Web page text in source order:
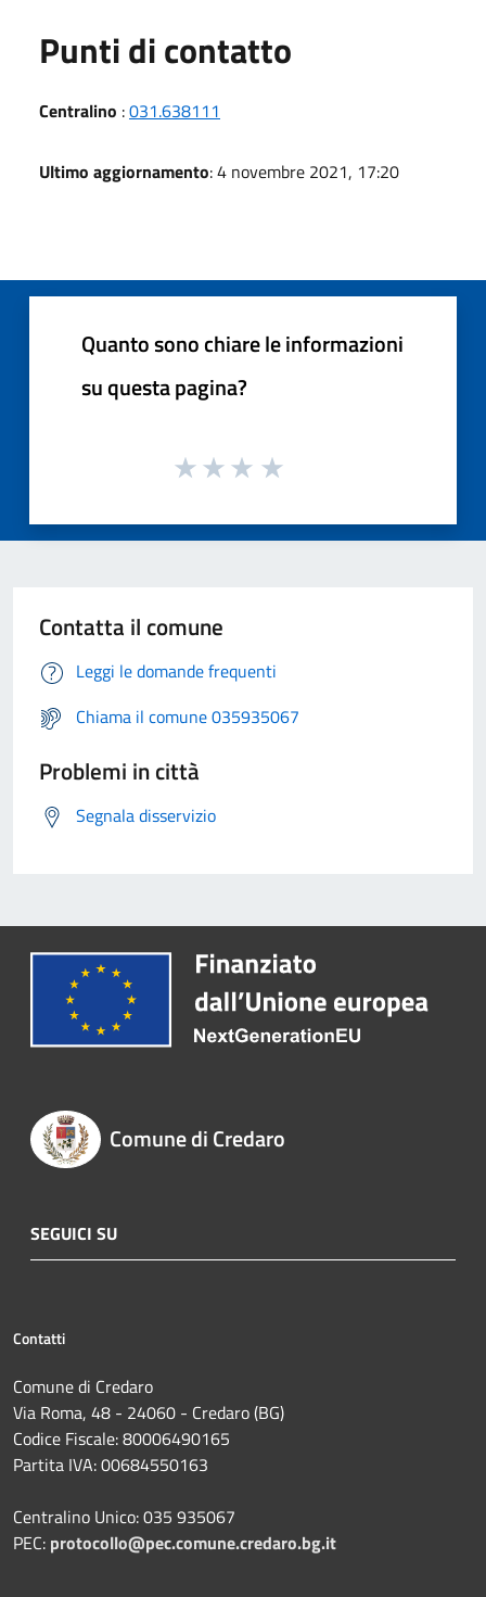
Punti di contatto
Centralino :031.638111
Ultimo aggiornamento: 4 novembre 2021, 17:20
Quanto sono chiare le informazioni
su questa pagina?
Contatta il comune
Leggi le domande frequenti
Chiama il comune 035935067
Problemi in città
Segnala disservizio
Comune di Credaro
SEGUICI SU
Contatti
Comune di Credaro
Via Roma, 48 - 24060 - Credaro (BG)
Codice Fiscale: 80006490165
Partita IVA: 00684550163
Centralino Unico: 035 935067
PEC: protocollo@pec.comune.credaro.bg.it